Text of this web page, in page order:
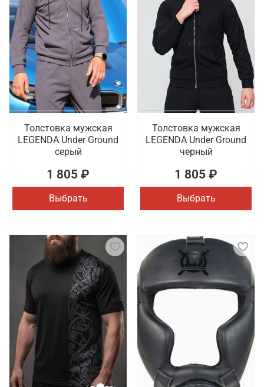
Толстовка мужская
LEGENDA Under Ground
серый
1 805 ₽
Выбрать
Толстовка мужская
LEGENDA Under Ground
черный
1 805 ₽
Выбрать